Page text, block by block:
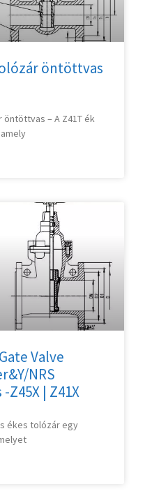
öntöttvas
öntöttvas – A Z41T ék
Valve
NRS
| Z41X
ékes tolózár egy